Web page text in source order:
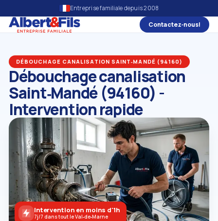
Entreprise familiale depuis 2008
Contactez‑nous!
DÉBOUCHAGE CANALISATION SAINT‑MANDÉ (94160)
Débouchage canalisation
Saint‑Mandé (94160) -
Intervention rapide
Intervention en moins d'1h
7j/7 dans tout le Val‑de‑Marne